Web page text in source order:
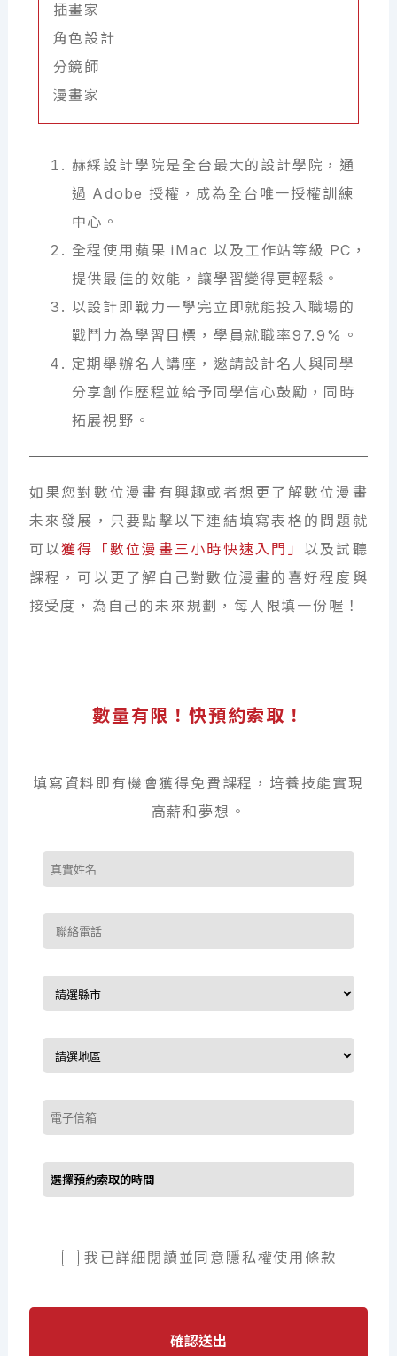
插畫家
角色設計
分鏡師
漫畫家
赫綵設計學院是全台最大的設計學院，通
過 Adobe 授權，成為全台唯一授權訓練
中心。
全程使用蘋果 iMac 以及工作站等級 PC，
提供最佳的效能，讓學習變得更輕鬆。
以設計即戰力一學完立即就能投入職場的
戰鬥力為學習目標，學員就職率97.9%。
定期舉辦名人講座，邀請設計名人與同學
分享創作歷程並給予同學信心鼓勵，同時
拓展視野。
如果您對數位漫畫有興趣或者想更了解數位漫畫
未來發展，只要點擊以下連結填寫表格的問題就
可以獲得「數位漫畫三小時快速入門」 以及試聽
課程，可以更了解自己對數位漫畫的喜好程度與
接受度，為自己的未來規劃，每人限填一份喔！
數量有限！快預約索取！
填寫資料即有機會獲得免費課程，培養技能實現
高薪和夢想。
我已詳細閱讀並同意 隱私權使用條款
確認送出